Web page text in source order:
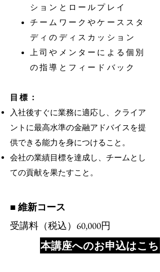
ションとロールプレイ
チームワークやケーススタ
ディのディスカッション
上司やメンターによる個別
の指導とフィードバック
目標：
入社後すぐに業務に適応し、クライア
ントに最高水準の金融アドバイスを提
供できる能力を身につけること。
会社の業績目標を達成し、チームとし
ての貢献を果たすこと。
■ 維新コース
​受講料（税込）60,000円
本講座へのお申込はこち